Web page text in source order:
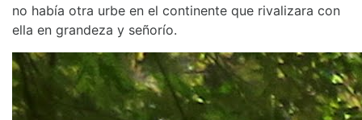
no había otra urbe en el continente que rivalizara con
ella en grandeza y señorío.